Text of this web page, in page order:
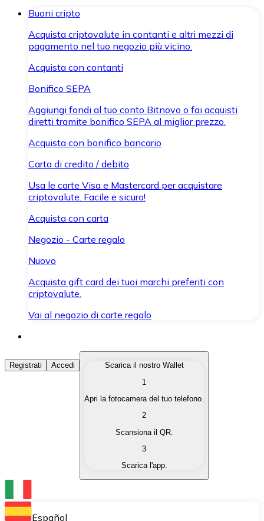
Buoni cripto
Acquista criptovalute in contanti e altri mezzi di
pagamento nel tuo negozio più vicino.
Acquista con contanti
Bonifico SEPA
Aggiungi fondi al tuo conto Bitnovo o fai acquisti
diretti tramite bonifico SEPA al miglior prezzo.
Acquista con bonifico bancario
Carta di credito / debito
Usa le carte Visa e Mastercard per acquistare
criptovalute. Facile e sicuro!
Acquista con carta
Negozio - Carte regalo
Nuovo
Acquista gift card dei tuoi marchi preferiti con
criptovalute.
Vai al negozio di carte regalo
Acquista Criptovalute
Acquista le criptovalute che ti interessano in modo
Converti le tue criptovalute in valuta fiat quando ne
Scambia una criptovaluta con un'altra
Conserva le tue cripto in un Wallet self-custodial.
Registrati Accedi
Scarica il nostro Wallet
1
Apri la fotocamera del tuo telefono.
2
Scansiona il QR.
3
Scarica l'app.
Español